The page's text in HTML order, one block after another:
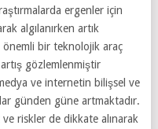
ergenler için
algılanırken artık
önemli bir teknolojik araç
gözlemlenmiştir
ve internetin bilişsel ve
günden güne artmaktadır.
ve riskler de dikkate alınarak